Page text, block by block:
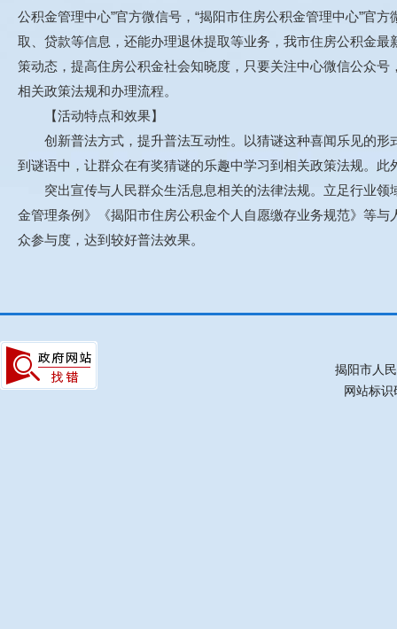
公积金管理中心”官方微信号，“揭阳市住房公积金管理中心”官
取、贷款等信息，还能办理退休提取等业务，我市住房公积金
策动态，提高住房公积金社会知晓度，只要关注中心微信公众
相关政策法规和办理流程。
【活动特点和效果】
创新普法方式，提升普法互动性。以猜谜这种喜闻乐见的形
到谜语中，让群众在有奖猜谜的乐趣中学习到相关政策法规。
突出宣传与人民群众生活息息相关的法律法规。立足行业领
金管理条例》《揭阳市住房公积金个人自愿缴存业务规范》等
众参与度，达到较好普法效果。
揭阳市人
网站标